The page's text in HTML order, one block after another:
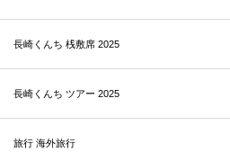
長崎くんち 桟敷席 2025
長崎くんち ツアー 2025
旅行 海外旅行